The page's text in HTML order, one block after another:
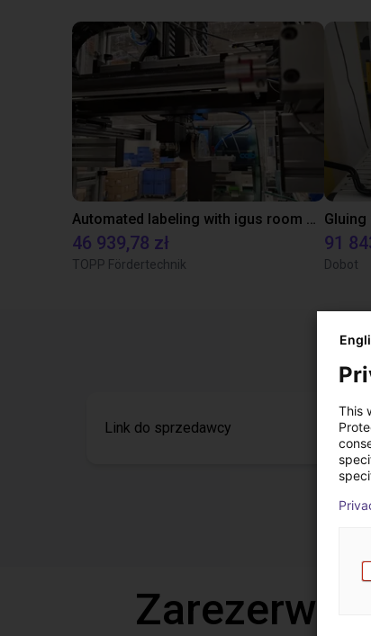
Automated labeling with igus room gantry and a cab label printer
46 939,78 zł
TOPP Fördertechnik
91
Dobot
Link do sprzedawcy
Zarezerwuj
This